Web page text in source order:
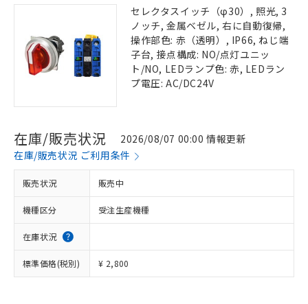
セレクタスイッチ（φ30）, 照光, 3
ノッチ, 金属ベゼル, 右に自動復帰,
操作部色: 赤（透明）, IP66, ねじ端
子台, 接点構成: NO/点灯ユニッ
ト/NO, LEDランプ色: 赤, LEDラン
プ電圧: AC/DC24V
在庫/販売状況
2026/08/07 00:00 情報更新
在庫/販売状況 ご利用条件
販売状況 販売中
機種区分 受注生産機種
在庫状況
標準価格(税別) ¥ 2,800